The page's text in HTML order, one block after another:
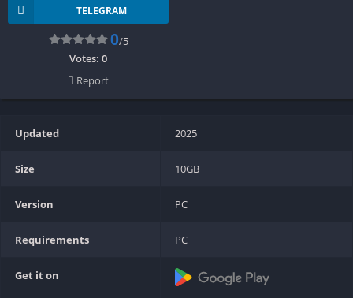
TELEGRAM
0/5
Votes: 0
Report
Updated 2025
Size 10GB
Version PC
Requirements PC
Get it on